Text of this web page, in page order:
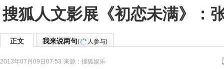
搜狐人文影展《初恋未满》：
正文 我来说两句( 人参与)
2013年07月09日07:53 来源： 搜狐娱乐